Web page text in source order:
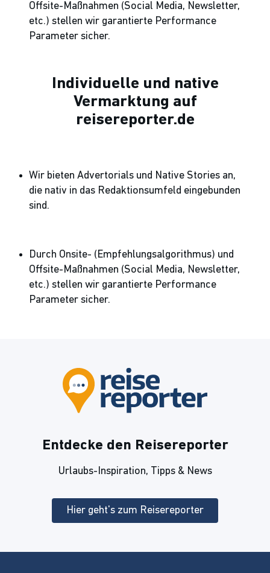
Offsite-Maßnahmen (Social Media, Newsletter,
etc.) stellen wir garantierte Performance
Parameter sicher.
Individuelle und native
Vermarktung auf
reisereporter.de
Wir bieten Advertorials und Native Stories an,
die nativ in das Redaktionsumfeld eingebunden
sind.
Durch Onsite- (Empfehlungsalgorithmus) und
Offsite-Maßnahmen (Social Media, Newsletter,
etc.) stellen wir garantierte Performance
Parameter sicher.
Entdecke den Reisereporter
Urlaubs-Inspiration, Tipps & News
Hier geht's zum Reisereporter